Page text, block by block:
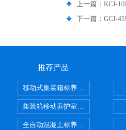
上一篇： KCJ-
下一篇： GCJ-
推荐产品
移动式集装箱标养室 养护室设备
集装箱移动养护室 标养室
全自动混凝土标养室恒温恒湿设备